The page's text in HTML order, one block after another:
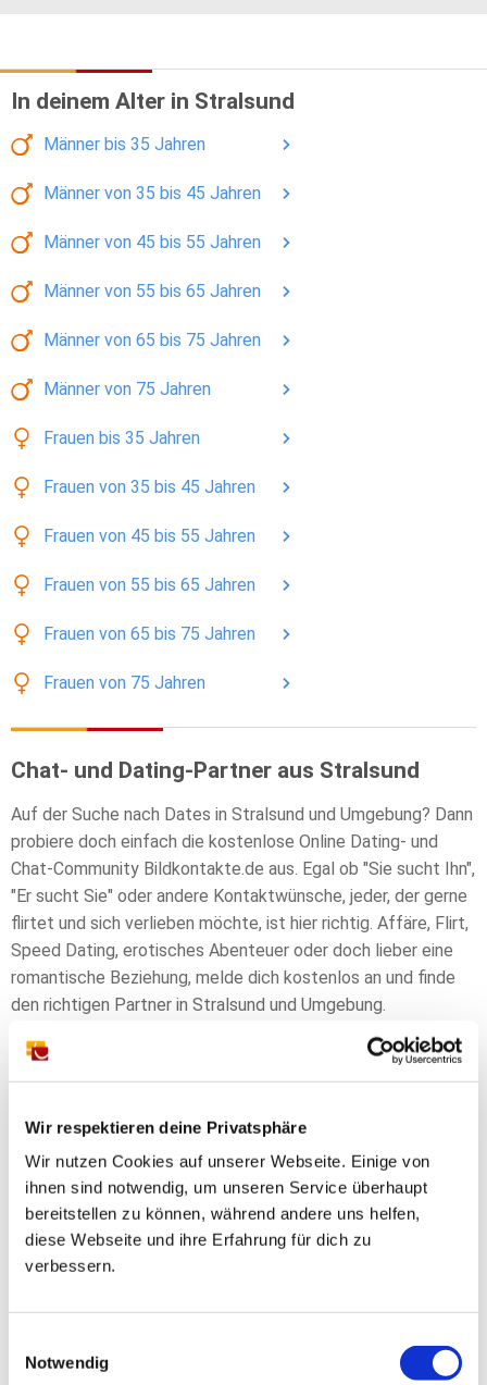
Wir respektieren deine Privatsphäre
Wir nutzen Cookies auf unserer Webseite. Einige von
ihnen sind notwendig, um unseren Service überhaupt
bereitstellen zu können, während andere uns helfen,
diese Webseite und ihre Erfahrung für dich zu
verbessern.
Notwendig
In deinem Alter in Stralsund
Männer bis 35 Jahren
Männer von 35 bis 45 Jahren
Männer von 45 bis 55 Jahren
Männer von 55 bis 65 Jahren
Männer von 65 bis 75 Jahren
Männer von 75 Jahren
Frauen bis 35 Jahren
Frauen von 35 bis 45 Jahren
Frauen von 45 bis 55 Jahren
Frauen von 55 bis 65 Jahren
Frauen von 65 bis 75 Jahren
Frauen von 75 Jahren
Chat- und Dating-Partner aus Stralsund
Auf der Suche nach Dates in Stralsund und Umgebung? Dann
probiere doch einfach die kostenlose Online Dating- und
Chat-Community Bildkontakte.de aus. Egal ob "Sie sucht Ihn",
"Er sucht Sie" oder andere Kontaktwünsche, jeder, der gerne
flirtet und sich verlieben möchte, ist hier richtig. Affäre, Flirt,
Speed Dating, erotisches Abenteuer oder doch lieber eine
romantische Beziehung, melde dich kostenlos an und finde
den richtigen Partner in Stralsund und Umgebung.
Gratis Anmeldung in wenigen Schritten.